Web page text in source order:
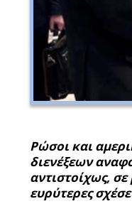
Ρώσοι και
διενέξεων
αντιστοίχως,
ευρύτερες